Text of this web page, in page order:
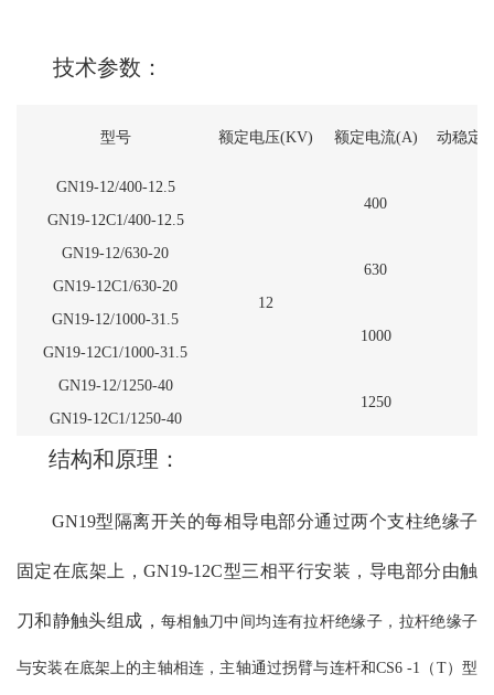
技术参数：
型号 额定电压(KV) 额定电流(A) 动稳定
GN19-12/400-12.5
GN19-12C1/400-12.5
12
400
GN19-12/630-20
GN19-12C1/630-20
630
GN19-12/1000-31.5
GN19-12C1/1000-31.5
1000
GN19-12/1250-40
GN19-12C1/1250-40
1250
结构和原理：
GN19型隔离开关的每相导电部分通过两个支柱绝缘子
固定在底架上，GN19-12C型三相平行安装，导电部分由触
刀和静触头组成， 每相触刀中间均连有拉杆绝缘子，拉杆绝缘子
与安装在底架上的主轴相连，主轴通过拐臂与连杆和CS6 -1（T）型